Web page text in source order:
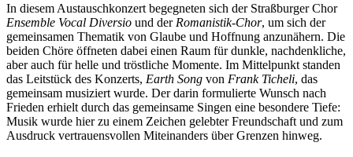
In diesem Austauschkonzert begegneten sich der Straßburger Chor
Ensemble Vocal Diversio und der Romanistik-Chor, um sich der
gemeinsamen Thematik von Glaube und Hoffnung anzunähern. Die
beiden Chöre öffneten dabei einen Raum für dunkle, nachdenkliche,
aber auch für helle und tröstliche Momente. Im Mittelpunkt standen
das Leitstück des Konzerts, Earth Song von Frank Ticheli, das
gemeinsam musiziert wurde. Der darin formulierte Wunsch nach
Frieden erhielt durch das gemeinsame Singen eine besondere Tiefe:
Musik wurde hier zu einem Zeichen gelebter Freundschaft und zum
Ausdruck vertrauensvollen Miteinanders über Grenzen hinweg.